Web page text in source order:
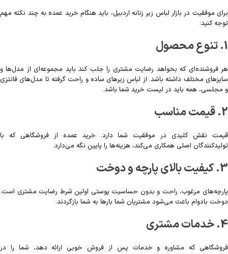
برای موفقیت در بازار لباس زیر زنانه اردبیل، باید هنگام خرید عمده به چند نکته مهم
توجه کنید:
1. تنوع محصول
هر فروشنده‌ای که بخواهد رضایت مشتری را جلب کند باید مجموعه‌ای از مدل‌ها و
سایزهای مختلف داشته باشد. از لباس زیرهای ساده و راحت گرفته تا مدل‌های فانتزی
و مجلسی، همه باید در لیست خرید شما باشد.
2. قیمت مناسب
قیمت نقش کلیدی در موفقیت شما دارد. خرید عمده از فروشگاهی که با
تولیدکنندگان اصلی همکاری می‌کند، هزینه‌ها را پایین نگه می‌دارد.
3. کیفیت بالای پارچه و دوخت
پارچه‌های مرغوب، راحت و بدون حساسیت پوستی اولین شرط رضایت مشتری است.
دوخت بادوام باعث می‌شود مشتریان شما بارها به شما بازگردند.
4. خدمات مشتری
فروشگاهی که مشاوره و خدمات پس از فروش خوبی ارائه دهد، شما را در